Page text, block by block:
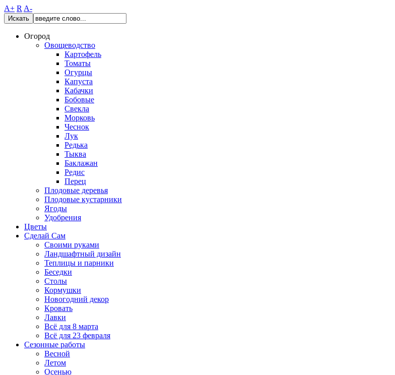
A+ R A-
Искать
Огород
Овощеводство
Картофель
Томаты
Огурцы
Капуста
Кабачки
Бобовые
Свекла
Морковь
Чеснок
Лук
Редька
Тыква
Баклажан
Редис
Перец
Плодовые деревья
Плодовые кустарники
Ягоды
Удобрения
Цветы
Сделай Сам
Своими руками
Ландшафтный дизайн
Теплицы и парники
Беседки
Столы
Кормушки
Новогодний декор
Кровать
Лавки
Всё для 8 марта
Всё для 23 февраля
Сезонные работы
Весной
Летом
Осенью